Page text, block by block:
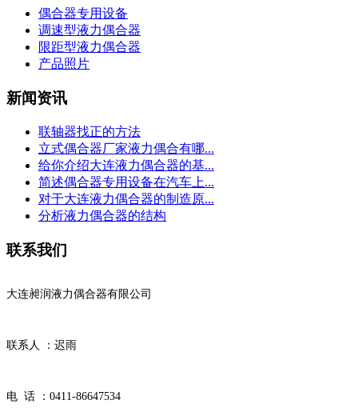
偶合器专用设备
调速型液力偶合器
限距型液力偶合器
产品照片
新闻资讯
联轴器找正的方法
立式偶合器厂家液力偶合有哪...
给你介绍大连液力偶合器的基...
简述偶合器专用设备在汽车上...
对于大连液力偶合器的制造原...
分析液力偶合器的结构
联系我们
大连昶润液力偶合器有限公司
联系人 ：迟雨
电 话 ：0411-86647534